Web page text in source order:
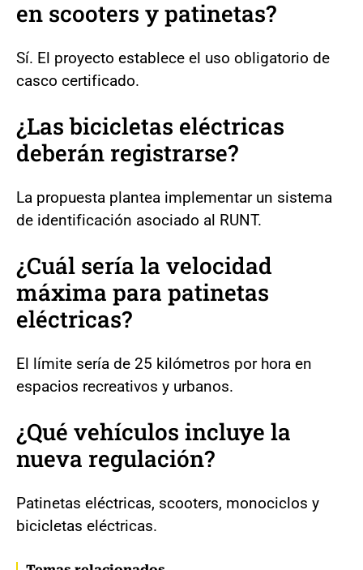
en scooters y patinetas?
Sí. El proyecto establece el uso obligatorio de
casco certificado.
¿Las bicicletas eléctricas
deberán registrarse?
La propuesta plantea implementar un sistema
de identificación asociado al RUNT.
¿Cuál sería la velocidad
máxima para patinetas
eléctricas?
El límite sería de 25 kilómetros por hora en
espacios recreativos y urbanos.
¿Qué vehículos incluye la
nueva regulación?
Patinetas eléctricas, scooters, monociclos y
bicicletas eléctricas.